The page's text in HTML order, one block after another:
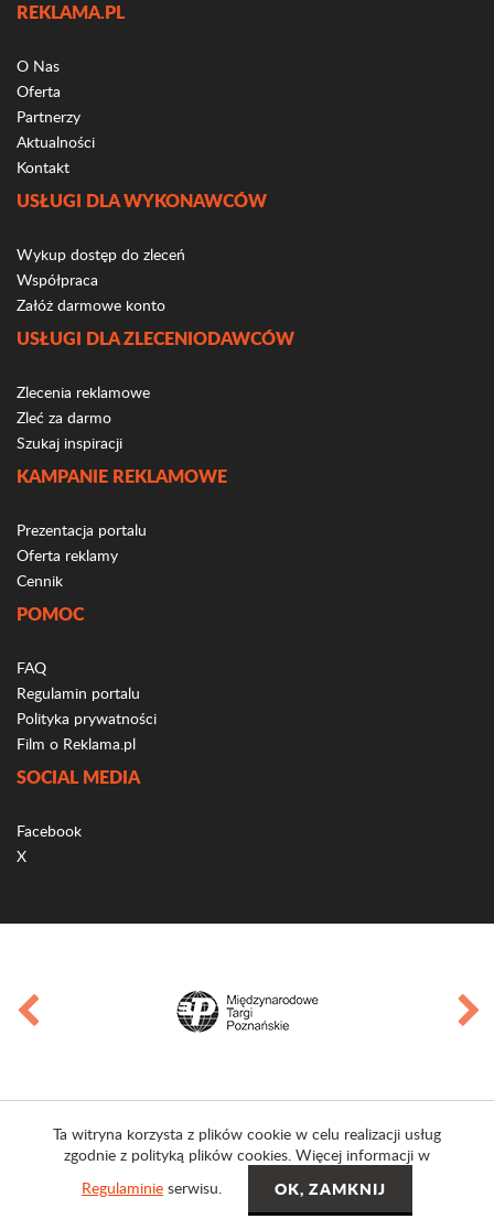
REKLAMA.PL
O Nas
Oferta
Partnerzy
Aktualności
Kontakt
USŁUGI DLA WYKONAWCÓW
Wykup dostęp do zleceń
Współpraca
Załóż darmowe konto
USŁUGI DLA ZLECENIODAWCÓW
Zlecenia reklamowe
Zleć za darmo
Szukaj inspiracji
KAMPANIE REKLAMOWE
Prezentacja portalu
Oferta reklamy
Cennik
POMOC
FAQ
Regulamin portalu
Polityka prywatności
Film o Reklama.pl
SOCIAL MEDIA
Facebook
X
Ta witryna korzysta z plików cookie w celu realizacji usług
zgodnie z polityką plików cookies. Więcej informacji w
Regulaminie serwisu.